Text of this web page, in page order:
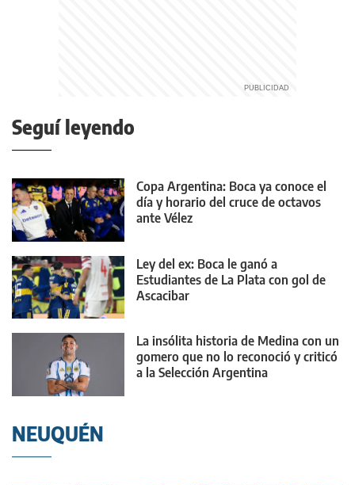
Seguí leyendo
Copa Argentina: Boca ya conoce el
día y horario del cruce de octavos
ante Vélez
Ley del ex: Boca le ganó a
Estudiantes de La Plata con gol de
Ascacibar
La insólita historia de Medina con un
gomero que no lo reconoció y criticó
a la Selección Argentina
NEUQUÉN